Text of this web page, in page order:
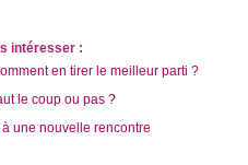
intéresser :
en tirer le meilleur parti ?
le coup ou pas ?
une nouvelle rencontre